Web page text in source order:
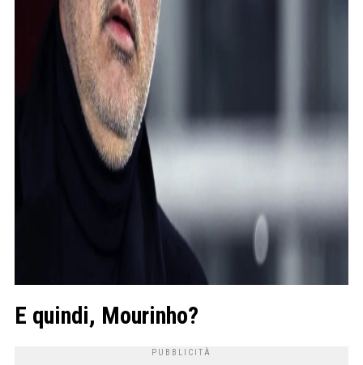
E quindi, Mourinho?